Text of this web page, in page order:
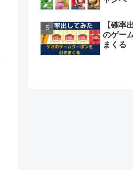
【確率
のゲー
まくる